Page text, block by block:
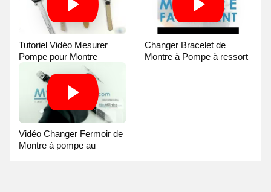
Tutoriel Vidéo Mesurer
Pompe pour Montre
Changer Bracelet de
Montre à Pompe à ressort
Vidéo Changer Fermoir de
Montre à pompe au